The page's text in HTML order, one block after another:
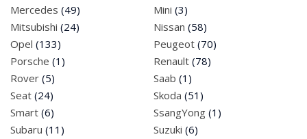
Contact
Cumpar Masini
0742 935 581
Mercedes (49) Mini (3)
Mitsubishi (24) Nissan (58)
Opel (133) Peugeot (70)
Porsche (1) Renault (78)
Rover (5) Saab (1)
Seat (24) Skoda (51)
Smart (6) SsangYong (1)
Subaru (11) Suzuki (6)